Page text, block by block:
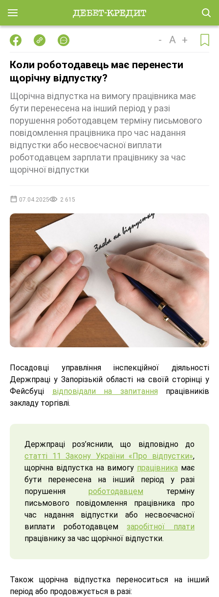
- A +
Коли роботодавець має перенести
щорічну відпустку?
Щорічна відпустка на вимогу працівника має
бути перенесена на інший період у разі
порушення роботодавцем терміну письмового
повідомлення працівника про час надання
відпустки або несвоєчасної виплати
роботодавцем зарплати працівнику за час
щорічної відпустки
07.04.2025 2 615
Посадовці управління інспекційної діяльності
Держпраці у Запорізькій області на своїй сторінці у
Фейсбуці відповідали на запитанняпрацівників
закладу торгівлі.
Держпраці роз’яснили, що відповідно до
статті 11 Закону України «Про відпустки»,
щорічна відпустка на вимогу працівника має
бути перенесена на інший період у разі
порушення роботодавцем терміну
письмового повідомлення працівника про
час надання відпустки або несвоєчасної
виплати роботодавцемзаробітної плати
працівнику за час щорічної відпустки.
Також щорічна відпустка переноситься на інший
період або продовжується в разі: